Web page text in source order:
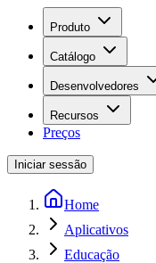
Produto
Catálogo
Desenvolvedores
Recursos
Preços
Iniciar sessão
Home
Aplicativos
Educação